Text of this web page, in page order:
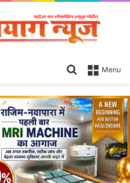
Menu
Search